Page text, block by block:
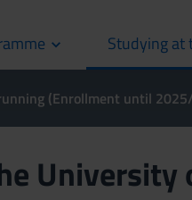
Studying at
(Enrollment until
University